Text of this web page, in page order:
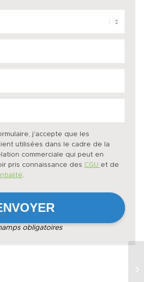
j'accepte que les
utilisées dans le cadre de la
commerciale qui peut en
pris connaissance des CGU et de
.
obligatoires